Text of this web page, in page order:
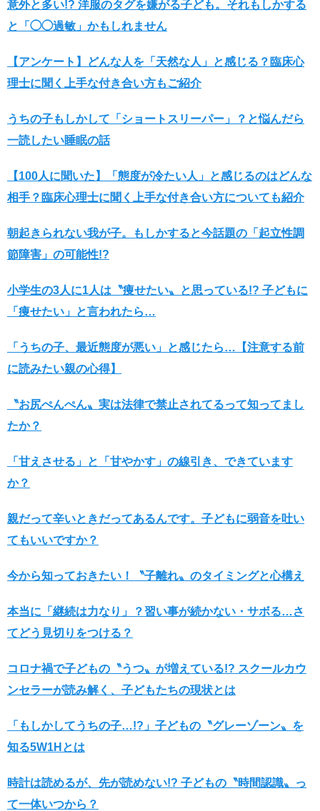
意外と多い!? 洋服のタグを嫌がる子ども。それもしかする
と「◯◯過敏」かもしれません
【アンケート】どんな人を「天然な人」と感じる？臨床心
理士に聞く上手な付き合い方もご紹介
うちの子もしかして「ショートスリーパー」？と悩んだら
一読したい睡眠の話
【100人に聞いた】「態度が冷たい人」と感じるのはどんな
相手？臨床心理士に聞く上手な付き合い方についても紹介
朝起きられない我が子。もしかすると今話題の「起立性調
節障害」の可能性!?
小学生の3人に1人は〝痩せたい〟と思っている!? 子どもに
「痩せたい」と言われたら…
「うちの子、最近態度が悪い」と感じたら…【注意する前
に読みたい親の心得】
〝お尻ぺんぺん〟実は法律で禁止されてるって知ってまし
たか？
「甘えさせる」と「甘やかす」の線引き、できています
か？
親だって辛いときだってあるんです。子どもに弱音を吐い
てもいいですか？
今から知っておきたい！〝子離れ〟のタイミングと心構え
本当に「継続は力なり」？習い事が続かない・サボる…さ
てどう見切りをつける？
コロナ禍で子どもの〝うつ〟が増えている!? スクールカウ
ンセラーが読み解く、子どもたちの現状とは
「もしかしてうちの子…!?」子どもの〝グレーゾーン〟を
知る5W1Hとは
時計は読めるが、先が読めない!? 子どもの〝時間認識〟っ
て一体いつから？